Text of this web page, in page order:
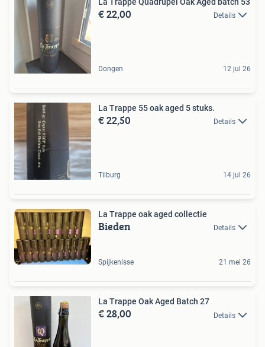
€ 22,00 Details
Dongen 12 jul 26
La Trappe 55 oak aged 5 stuks.
€ 22,50 Details
Tilburg 14 jul 26
La Trappe oak aged collectie
Bieden Details
Spijkenisse 21 mei 26
La Trappe Oak Aged Batch 27
€ 28,00 Details